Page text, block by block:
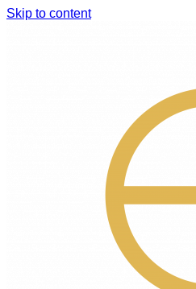
Skip to content